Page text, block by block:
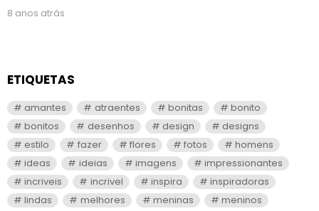
8 anos atrás
ETIQUETAS
amantes atraentes bonitas
bonito
bonitos
desenhos design
designs
estilo
fazer flores fotos
homens
ideas
ideias imagens
impressionantes
incriveis
incrivel inspira
inspiradoras
lindas
melhores meninas
meninos